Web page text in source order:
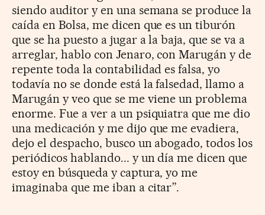
siendo auditor y en una semana se produce la
caída en Bolsa, me dicen que es un tiburón
que se ha puesto a jugar a la baja, que se va a
arreglar, hablo con Jenaro, con Marugán y de
repente toda la contabilidad es falsa, yo
todavía no se donde está la falsedad, llamo a
Marugán y veo que se me viene un problema
enorme. Fue a ver a un psiquiatra que me dio
una medicación y me dijo que me evadiera,
dejo el despacho, busco un abogado, todos los
periódicos hablando... y un día me dicen que
estoy en búsqueda y captura, yo me
imaginaba que me iban a citar”.